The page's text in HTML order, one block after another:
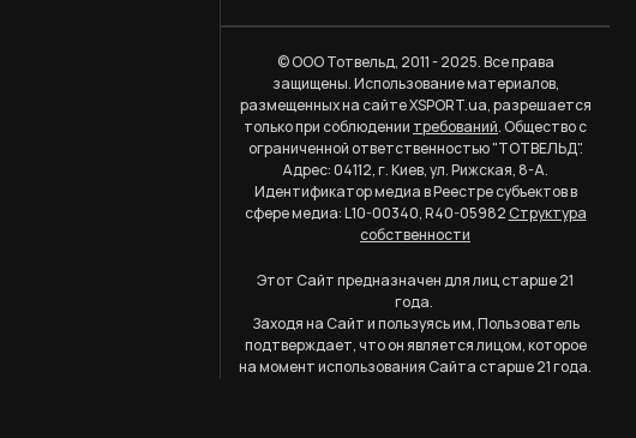
© ООО Тотвельд, 2011 - 2025. Все права
защищены. Использование материалов,
размещенных на сайте XSPORT.ua, разрешается
только при соблюдении требований. Общество с
ограниченной ответственностью "ТОТВЕЛЬД".
Адрес: 04112, г. Киев, ул. Рижская, 8-А.
Идентификатор медиа в Реестре субъектов в
сфере медиа: L10-00340, R40-05982Структура
собственности
Этот Сайт предназначен для лиц старше 21
года.
Заходя на Сайт и пользуясь им, Пользователь
подтверждает, что он является лицом, которое
на момент использования Сайта старше 21 года.